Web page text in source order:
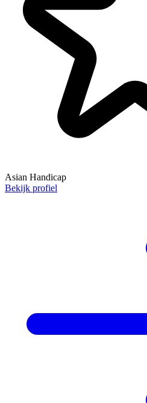
Asian Handicap
Bekijk profiel